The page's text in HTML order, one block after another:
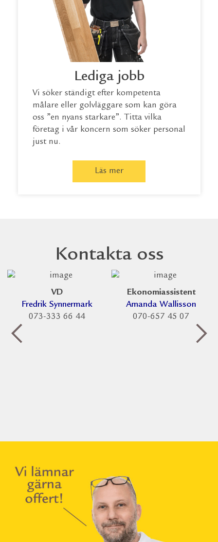
Lediga jobb
Vi söker ständigt efter kompetenta
målare eller golvläggare som kan göra
oss ”en nyans starkare”. Titta vilka
företag i vår koncern som söker personal
just nu.
Läs mer
Kontakta oss
VD
Fredrik Synnermark
073-333 66 44
Ekonomiassistent
Amanda Wallisson
070-657 45 07